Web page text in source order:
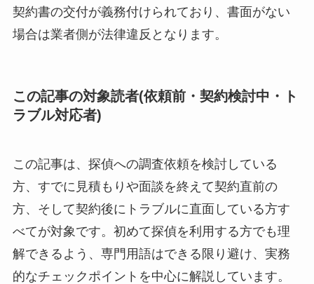
契約書の交付が義務付けられており、書面がない
場合は業者側が法律違反となります。
この記事の対象読者(依頼前・契約検討中・ト
ラブル対応者)
この記事は、探偵への調査依頼を検討している
方、すでに見積もりや面談を終えて契約直前の
方、そして契約後にトラブルに直面している方す
べてが対象です。初めて探偵を利用する方でも理
解できるよう、専門用語はできる限り避け、実務
的なチェックポイントを中心に解説しています。